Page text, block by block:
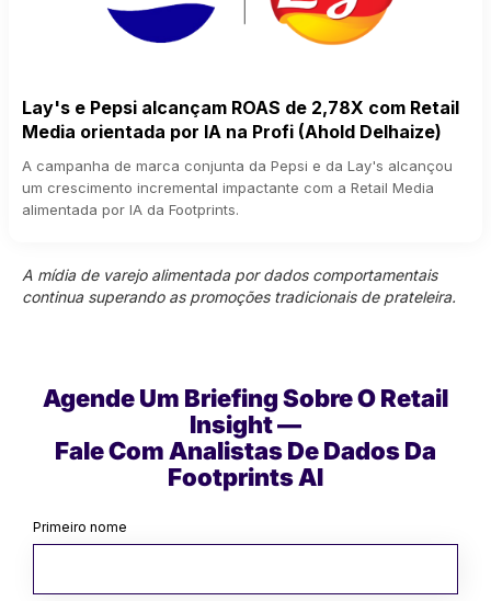
Lay's e Pepsi alcançam ROAS de 2,78X com Retail
Media orientada por IA na Profi (Ahold Delhaize)
A campanha de marca conjunta da Pepsi e da Lay's alcançou
um crescimento incremental impactante com a Retail Media
alimentada por IA da Footprints.
A mídia de varejo alimentada por dados comportamentais
continua superando as promoções tradicionais de prateleira.
Agende Um Briefing Sobre O Retail
Insight —
Fale Com Analistas De Dados Da
Footprints AI
Primeiro nome